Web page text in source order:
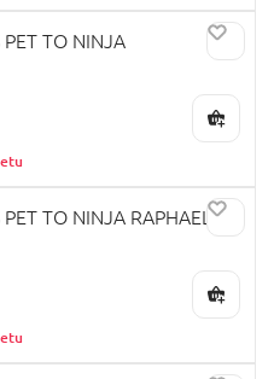
TO NINJA
TO NINJA RAPHAEL,